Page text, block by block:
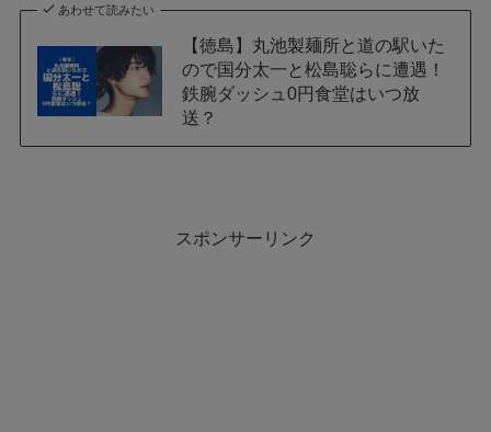
あわせて読みたい
【徳島】丸池製麺所と道の駅いた
ので国分太一と松島聡らに遭遇！
鉄腕ダッシュ0円食堂はいつ放
送？
スポンサーリンク